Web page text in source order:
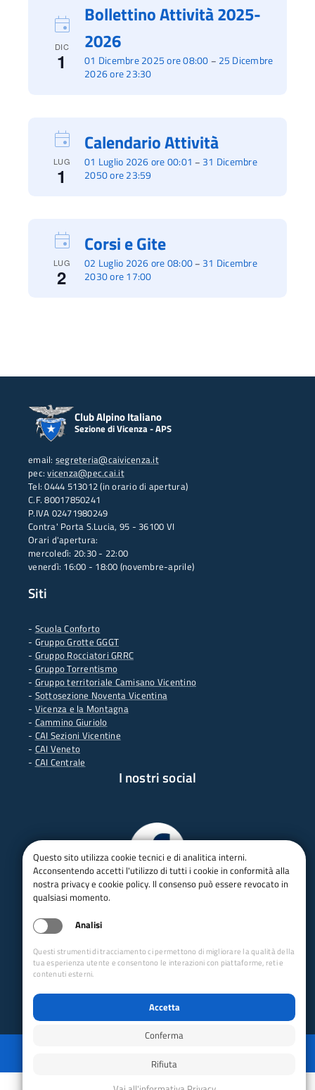
DIC
1 01 Dicembre 2025 ore 08:00 – 25 Dicembre
2026 ore 23:30
Bollettino Attività 2025-
2026
LUG
1
01 Luglio 2026 ore 00:01 – 31 Dicembre
2050 ore 23:59
Calendario Attività
LUG
2
02 Luglio 2026 ore 08:00– 31 Dicembre
2030 ore 17:00
Corsi e Gite
Club Alpino Italiano
Sezione di Vicenza - APS
email: segreteria@caivicenza.it
pec:vicenza@pec.cai.it
Tel: 0444 513012 (in orario di apertura)
C.F. 80017850241
P.IVA 02471980249
Contra' Porta S.Lucia, 95 - 36100 VI
Orari d'apertura:
mercoledì: 20:30 - 22:00
venerdì: 16:00 - 18:00 (novembre-aprile)
Siti
- Scuola Conforto
- Gruppo Grotte GGGT
- Gruppo Rocciatori GRRC
- Gruppo Torrentismo
- Gruppo territoriale Camisano Vicentino
- Sottosezione Noventa Vicentina
- Vicenza e la Montagna
- Cammino Giuriolo
- CAI Sezioni Vicentine
- CAI Veneto
- CAI Centrale
I nostri social
Powered by GRUPPO YEC
Questo sito utilizza cookie tecnici e di analitica interni.
Acconsentendo accetti l'utilizzo di tutti i cookie in conformità alla
nostra privacy e cookie policy. Il consenso può essere revocato in
qualsiasi momento.
Analisi
Questi strumenti di tracciamento ci permettono di migliorare la qualità della
tua esperienza utente e consentono le interazioni con piattaforme, reti e
contenuti esterni.
Accetta
Conferma
Rifiuta